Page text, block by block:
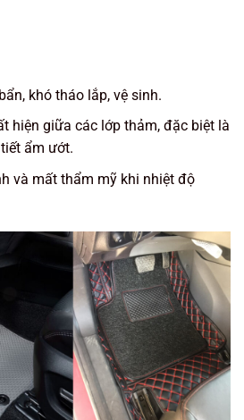
khó tháo lắp, vệ sinh.
hiện giữa các lớp thảm, đặc biệt là
ẩm ướt.
và mất thẩm mỹ khi nhiệt độ